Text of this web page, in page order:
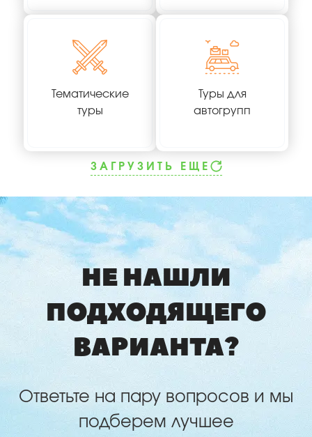
Тематические
туры
Туры для
автогрупп
ЗАГРУЗИТЬ ЕЩЕ
НЕ НАШЛИ
ПОДХОДЯЩЕГО
ВАРИАНТА?
Ответьте на пару вопросов и мы
подберем лучшее